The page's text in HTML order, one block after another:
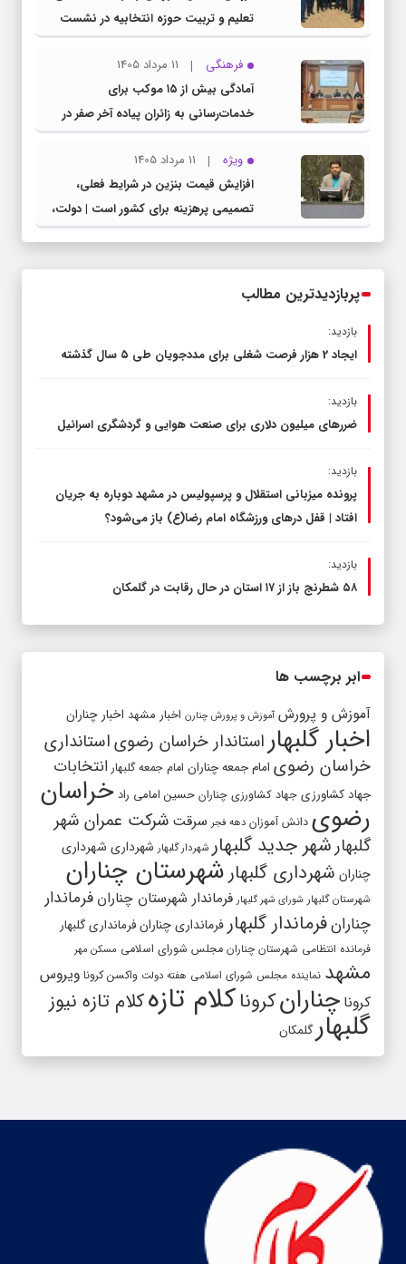
تعلیم و تربیت حوزه انتخابیه در نشست
مشترک عضو کمیسیون آموزش مجلس با
مدیرکل آموزش و پرورش خراسان رضوی
فرهنگی
11 مرداد 1405
آمادگی بیش از ۱۵ موکب برای
خدمات‌رسانی به زائران پیاده آخر صفر در
شهرستان چناران
ویژه
11 مرداد 1405
افزایش قیمت بنزین در شرایط فعلی،
تصمیمی پرهزینه برای کشور است | دولت،
قاچاق سوخت و عوامل اصلی ناترازی را
پربازدیدترین مطالب
بازدید:
ایجاد 2 هزار فرصت شغلی برای مددجویان طی ۵ سال گذشته
بازدید:
ضررهای میلیون دلاری برای صنعت هوایی و گردشگری اسرائیل
بازدید:
پرونده میزبانی استقلال و پرسپولیس در مشهد دوباره به جریان
افتاد | قفل در‌های ورزشگاه امام رضا(ع) باز می‌شود؟
بازدید:
۵۸ شطرنج‌ باز از ۱۷ استان در حال رقابت در گلمکان
ابر برچسب ها
آموزش و پرورش آموزش و پرورش چنارن اخبار مشهد اخبار چناران
اخبار گلبهار استاندار خراسان رضویاستانداری
خراسان رضوی امام جمعه چناران امام جمعه گلبهار انتخابات
جهاد کشاورزی جهاد کشاورزی چناران حسین امامی راد خراسان
رضوی دانش آموزان دهه فجر سرقت شرکت عمران شهر
گلبهارشهر جدید گلبهار شهردار گلبهار شهرداری شهرداری
چناران شهرداری گلبهار شهرستان چناران
شهرستان گلبهار شورای شهر گلبهار فرماندار شهرستان چناران فرماندار
چنارانفرماندار گلبهار فرمانداری چنارانفرمانداری گلبهار
فرمانده انتظامی شهرستان چناران مجلس شورای اسلامی مسکن مهر
مشهد نماینده مجلس شورای اسلامی هفته دولت واکسن کرونا ویروس
کرونا چنارانکروناکلام تازهکلام تازه نیوز
گلبهارگلمکان